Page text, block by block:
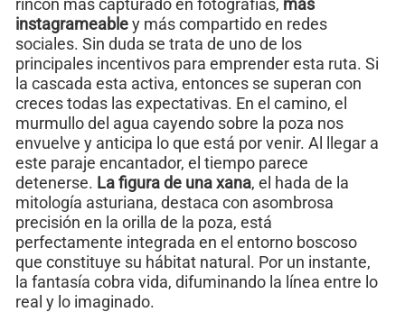
rincón más capturado en fotografías, más
instagrameabley más compartido en redes
sociales. Sin duda se trata de uno de los
principales incentivos para emprender esta ruta. Si
la cascada esta activa, entonces se superan con
creces todas las expectativas. En el camino, el
murmullo del agua cayendo sobre la poza nos
envuelve y anticipa lo que está por venir. Al llegar a
este paraje encantador, el tiempo parece
detenerse. La figura de una xana, el hada de la
mitología asturiana, destaca con asombrosa
precisión en la orilla de la poza, está
perfectamente integrada en el entorno boscoso
que constituye su hábitat natural. Por un instante,
la fantasía cobra vida, difuminando la línea entre lo
real y lo imaginado.